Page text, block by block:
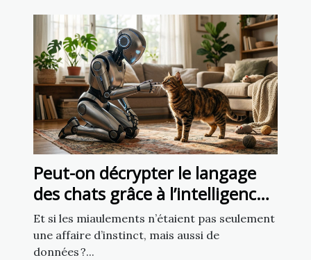
Peut-on décrypter le langage
des chats grâce à l’intelligence
artificielle ?
Et si les miaulements n’étaient pas seulement
une affaire d’instinct, mais aussi de
données ?...